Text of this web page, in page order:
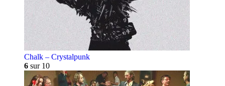
Chalk – Crystalpunk
6 sur 10